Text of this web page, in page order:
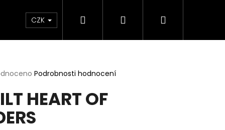
& Maziva Příslušenství Dárkové
CZK Hledat PřihlášeníNákupní
Podrobnosti hodnocení
HEART OF